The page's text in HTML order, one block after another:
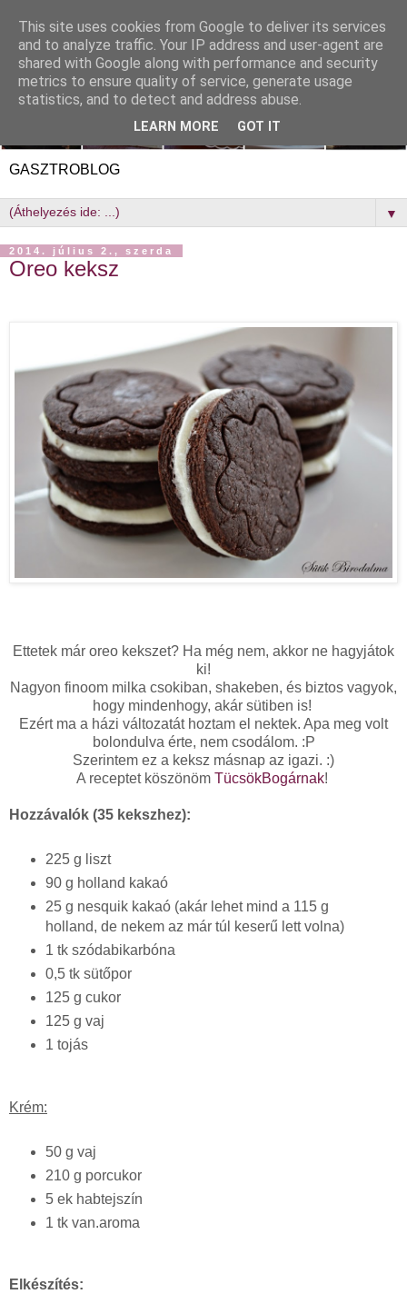
GASZTROBLOG
▼
2014. július 2., szerda
Oreo keksz
Ettetek már oreo kekszet? Ha még nem, akkor ne hagyjátok
ki!
Nagyon finoom milka csokiban, shakeben, és biztos vagyok,
hogy mindenhogy, akár sütiben is!
Ezért ma a házi változatát hoztam el nektek. Apa meg volt
bolondulva érte, nem csodálom. :P
Szerintem ez a keksz másnap az igazi. :)
A receptet köszönöm TücsökBogárnak!
Hozzávalók (35 kekszhez):
225 g liszt
90 g holland kakaó
25 g nesquik kakaó (akár lehet mind a 115 g
holland, de nekem az már túl keserű lett volna)
1 tk szódabikarbóna
0,5 tk sütőpor
125 g cukor
125 g vaj
1 tojás
Krém:
50 g vaj
210 g porcukor
5 ek habtejszín
1 tk van.aroma
Elkészítés:
This site uses cookies from Google to deliver its services
and to analyze traffic. Your IP address and user-agent are
shared with Google along with performance and security
metrics to ensure quality of service, generate usage
statistics, and to detect and address abuse.
LEARN MORE GOT IT